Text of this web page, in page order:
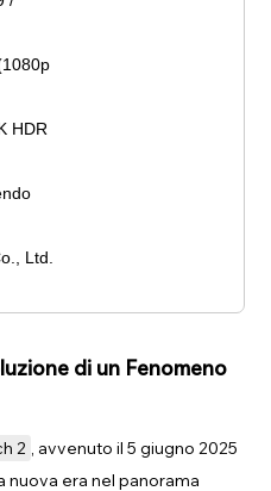
HDR
Ltd.
di un Fenomeno
2 , avvenuto il 5 giugno 2025
nuova era nel panorama